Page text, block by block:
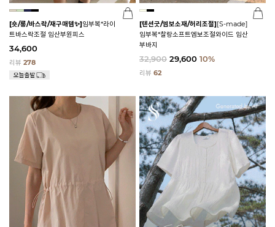
[숏/롱/바스락/재구매템✨]임부복*라이
트바스락조절 임산부원피스
34,600
리뷰 278
[텐션굿/엠보소재/허리조절][S-made]
임부복*찰랑소프트엠보조절와이드 임산
부바지
32,900 29,600 10%
리뷰 62